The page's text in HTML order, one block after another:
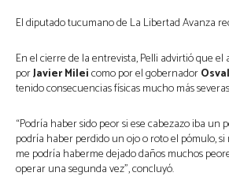
El diputado tucumano de La Libertad Avanza
En el cierre de la entrevista, Pelli advirtió que
porJavier Mileicomo por el gobernador
tenido consecuencias físicas mucho más
“Podría haber sido peor si ese cabezazo iba un
podría haber perdido un ojo o roto el pómulo,
me podría haberme dejado daños muchos
operar una segunda vez”, concluyó.